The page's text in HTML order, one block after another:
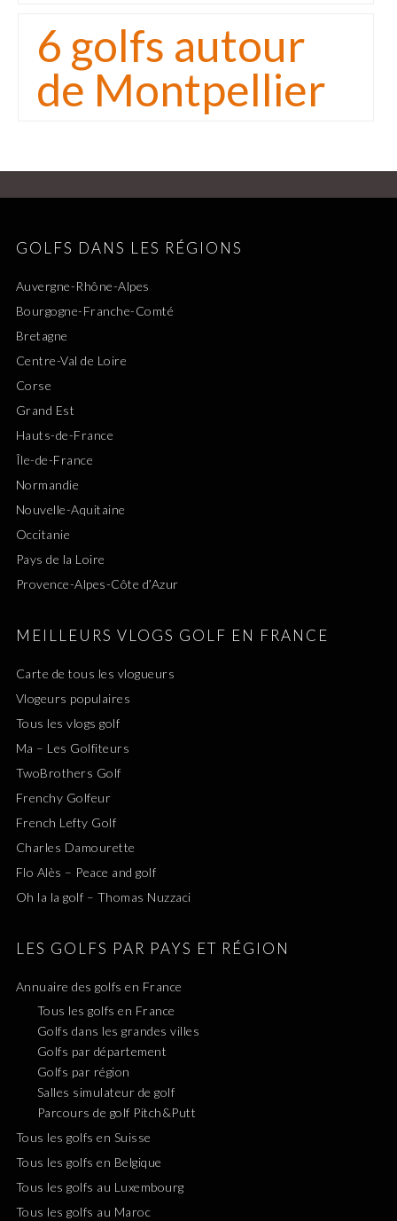
6 golfs autour
de Montpellier
GOLFS DANS LES RÉGIONS
Auvergne-Rhône-Alpes
Bourgogne-Franche-Comté
Bretagne
Centre-Val de Loire
Corse
Grand Est
Hauts-de-France
Île-de-France
Normandie
Nouvelle-Aquitaine
Occitanie
Pays de la Loire
Provence-Alpes-Côte d’Azur
MEILLEURS VLOGS GOLF EN FRANCE
Carte de tous les vlogueurs
Vlogeurs populaires
Tous les vlogs golf
Ma – Les Golfiteurs
TwoBrothers Golf
Frenchy Golfeur
French Lefty Golf
Charles Damourette
Flo Alès – Peace and golf
Oh la la golf – Thomas Nuzzaci
LES GOLFS PAR PAYS ET RÉGION
Annuaire des golfs en France
Tous les golfs en France
Golfs dans les grandes villes
Golfs par département
Golfs par région
Salles simulateur de golf
Parcours de golf Pitch&Putt
Tous les golfs en Suisse
Tous les golfs en Belgique
Tous les golfs au Luxembourg
Tous les golfs au Maroc